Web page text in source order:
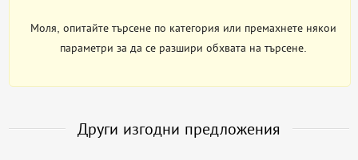
Моля, опитайте търсене по категория или премахнете някои
параметри за да се разшири обхвата на търсене.
Други изгодни предложения